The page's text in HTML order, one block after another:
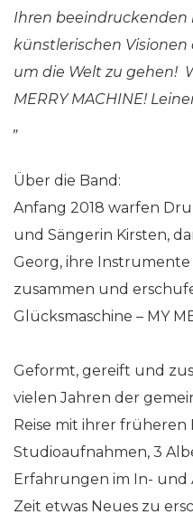
Ihren
künstlerischen Visionen
um die Welt zu gehen!
MERRY MACHINE!
„
Über die Band:
Anfang 2018 warfen
und Sängerin Kirsten,
Georg, ihre Instrumente
zusammen und
Glücksmaschine – MY
Geformt, gereift und
vielen Jahren der
Reise mit ihrer früheren
Studioaufnahmen, 3
Erfahrungen im In- und
Zeit etwas Neues zu